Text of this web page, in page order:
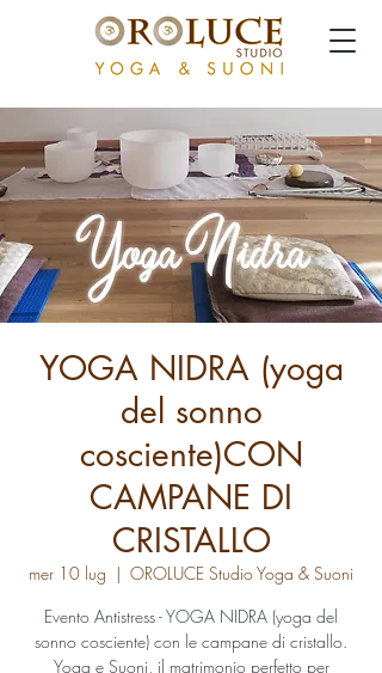
YOGA NIDRA (yoga
del sonno
cosciente)CON
CAMPANE DI
CRISTALLO
mer 10 lug
  |
OROLUCE Studio Yoga & Suoni
Evento Antistress - YOGA NIDRA (yoga del
sonno cosciente) con le campane di cristallo.
Yoga e Suoni, il matrimonio perfetto per